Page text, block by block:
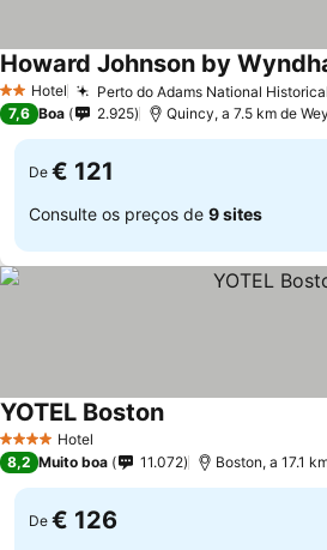
2 Estrelas
Hotel Perto do Adams National
Howard Johnson by
7,6 Boa 2.925 Quincy, a 7.5 km de
De € 121
Consulte os preços de 9 sites
4 EstrelasHotel
YOTEL Boston
8,2 Muito boa 11.072 Boston, a 17.1
De € 126